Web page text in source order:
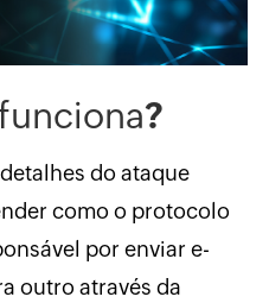
?
do ataque
como o protocolo
por enviar e-
outro através da